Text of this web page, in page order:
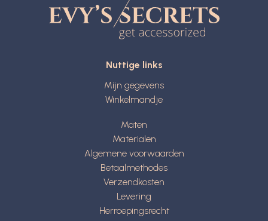
Nuttige links
Mijn gegevens
Winkelmandje
Maten
Materialen
Algemene voorwaarden
Betaalmethodes
Verzendkosten
Levering
Herroepingsrecht